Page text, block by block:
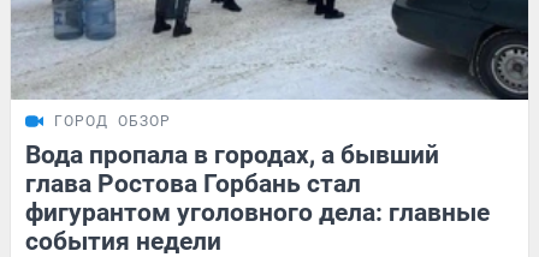
ГОРОД ОБЗОР
Вода пропала в городах, а бывший
глава Ростова Горбань стал
фигурантом уголовного дела: главные
события недели